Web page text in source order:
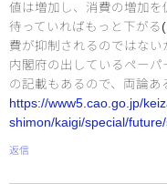
値は増加し、消費の増加を
待っていればもっと下がる
費が抑制されるのではない
内閣府の出しているペー
の記載もあるので、両論あ
https://www5.cao.go.jp/
shimon/kaigi/special/
返信